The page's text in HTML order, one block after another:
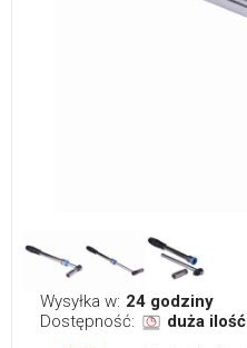
Wysyłka w: 24 godziny
Dostępność:
duża ilość